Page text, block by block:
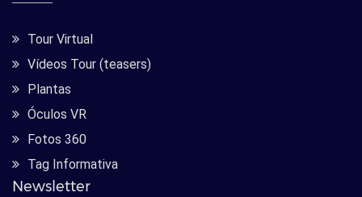
Tour Virtual
Vídeos Tour (teasers)
Plantas
Óculos VR
Fotos 360
Tag Informativa
Newsletter